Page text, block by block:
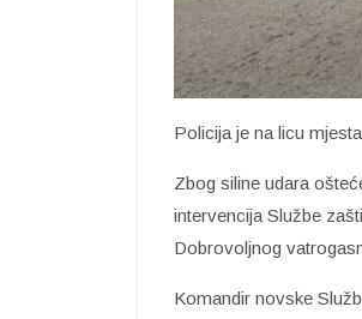
Policija je na licu
Zbog siline udara
intervencija Službe
Dobrovoljnog
Komandir novske